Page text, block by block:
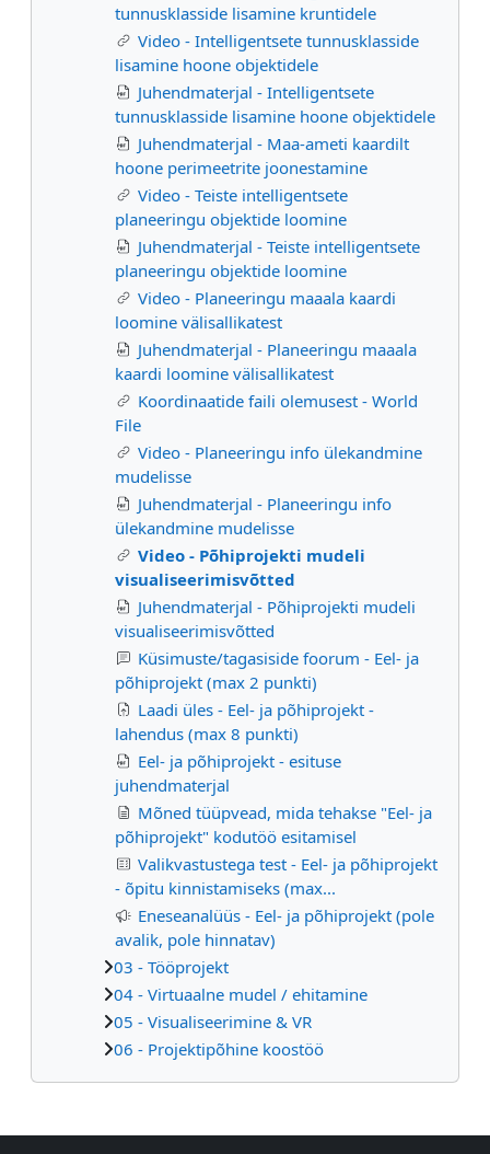
tunnusklasside lisamine kruntidele
Video - Intelligentsete tunnusklasside
lisamine hoone objektidele
Juhendmaterjal - Intelligentsete
tunnusklasside lisamine hoone objektidele
Juhendmaterjal - Maa-ameti kaardilt
hoone perimeetrite joonestamine
Video - Teiste intelligentsete
planeeringu objektide loomine
Juhendmaterjal - Teiste intelligentsete
planeeringu objektide loomine
Video - Planeeringu maaala kaardi
loomine välisallikatest
Juhendmaterjal - Planeeringu maaala
kaardi loomine välisallikatest
Koordinaatide faili olemusest - World
File
Video - Planeeringu info ülekandmine
mudelisse
Juhendmaterjal - Planeeringu info
ülekandmine mudelisse
Video - Põhiprojekti mudeli
visualiseerimisvõtted
Juhendmaterjal - Põhiprojekti mudeli
visualiseerimisvõtted
Küsimuste/tagasiside foorum - Eel- ja
põhiprojekt (max 2 punkti)
Laadi üles - Eel- ja põhiprojekt -
lahendus (max 8 punkti)
Eel- ja põhiprojekt - esituse
juhendmaterjal
Mõned tüüpvead, mida tehakse "Eel- ja
põhiprojekt" kodutöö esitamisel
Valikvastustega test - Eel- ja põhiprojekt
- õpitu kinnistamiseks (max...
Eneseanalüüs - Eel- ja põhiprojekt (pole
avalik, pole hinnatav)
03 - Tööprojekt
04 - Virtuaalne mudel / ehitamine
05 - Visualiseerimine & VR
06 - Projektipõhine koostöö
Supplementary blocks